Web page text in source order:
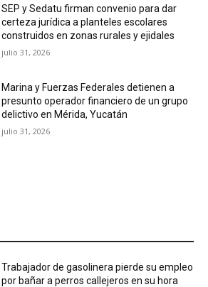
SEP y Sedatu firman convenio para dar
certeza jurídica a planteles escolares
construidos en zonas rurales y ejidales
julio 31, 2026
Marina y Fuerzas Federales detienen a
presunto operador financiero de un grupo
delictivo en Mérida, Yucatán
julio 31, 2026
Trabajador de gasolinera pierde su empleo
por bañar a perros callejeros en su hora